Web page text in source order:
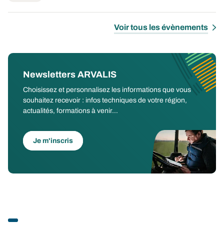
Voir tous les évènements
Newsletters ARVALIS
Choisissez et personnalisez les informations que vous
souhaitez recevoir : infos techniques de votre région,
actualités, formations à venir...
Je m'inscris